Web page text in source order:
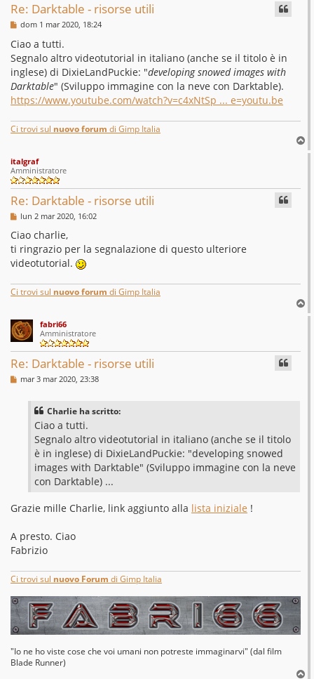
Re: Darktable - risorse utili
M
s
s
a
g
g
i
o
dom 1 mar 2020, 18:24
Ciao a tutti.
Segnalo altro videotutorial in italiano (anche se il titolo è in
inglese) di DixieLandPuckie: "developing snowed images with
Darktable" (Sviluppo immagine con la neve con Darktable).
https://www.youtube.com/watch?v=c4xNtSp ... e=youtu.be
Ci trovi sul nuovo forum di Gimp Italia
o
italgraf
Amministratore
Re: Darktable - risorse utili
M
s
s
a
g
g
o
lun 2 mar 2020, 16:02
Ciao charlie,
ti ringrazio per la segnalazione di questo ulteriore
videotutorial.
Ci trovi sul nuovo forum di Gimp Italia
o
fabri66
Amministratore
Re: Darktable - risorse utili
M
mar 3 mar 2020, 23:38
Charlie ha scritto:
Ciao a tutti.
Segnalo altro videotutorial in italiano (anche se il titolo
è in inglese) di DixieLandPuckie: "developing snowed
images with Darktable" (Sviluppo immagine con la neve
con Darktable) ...
Grazie mille Charlie, link aggiunto alla lista iniziale !
A presto. Ciao
Fabrizio
Ci trovi sul nuovo Forum di Gimp Italia
"Io ne ho viste cose che voi umani non potreste immaginarvi" (dal film
Blade Runner)